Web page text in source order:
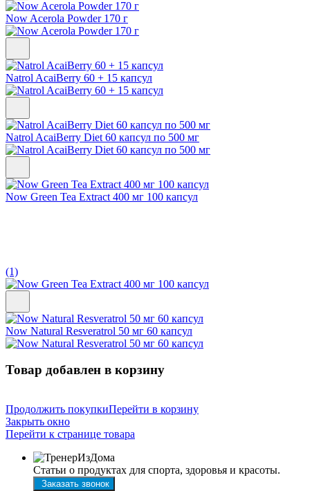
Now Acerola Powder 170 г
Natrol AcaiBerry 60 + 15 капсул
Natrol AcaiBerry Diet 60 капсул по 500 мг
Now Green Tea Extract 400 мг 100 капсул
(1)
Now Natural Resveratrol 50 мг 60 капсул
Товар добавлен в корзину
Продолжить покупкиПерейти в корзину
Закрыть окно
Перейти к странице товара
Статьи о продуктах для спорта, здоровья и красоты.
Заказать звонок